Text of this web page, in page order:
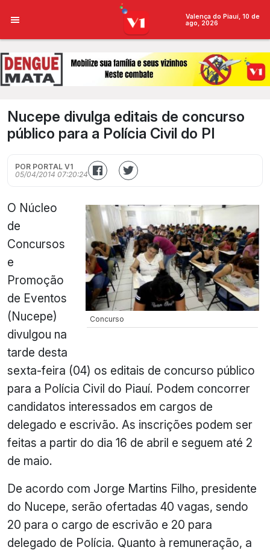
Valença do Piauí, 10 de
ago, 2026
Nucepe divulga editais de concurso
público para a Polícia Civil do PI
POR PORTAL V1
05/04/2014 07:20:24
Concurso
O Núcleo
de
Concursos
e
Promoção
de Eventos
(Nucepe)
divulgou na
tarde desta
sexta-feira (04) os editais de concurso público
para a Polícia Civil do Piauí. Podem concorrer
candidatos interessados em cargos de
delegado e escrivão. As inscrições podem ser
feitas a partir do dia 16 de abril e seguem até 2
de maio.
De acordo com Jorge Martins Filho, presidente
do Nucepe, serão ofertadas 40 vagas, sendo
20 para o cargo de escrivão e 20 para
delegado de Polícia. Quanto à remuneração, a